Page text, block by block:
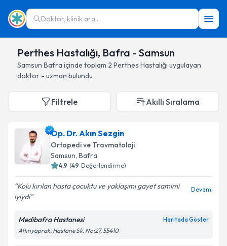
Doktor, klinik ara...
Perthes Hastalığı, Bafra - Samsun
Samsun Bafra içinde toplam 2 Perthes Hastalığı uygulayan
doktor - uzman bulundu
Filtrele Akıllı Sıralama
Op. Dr. Akın Sezgin
Ortopedi ve Travmatoloji
Samsun, Bafra
4.9 (49 Değerlendirme)
Kolu kırılan hasta çocuktu ve yaklaşımı gayet samimi
iyiydi
Devamı
Medibafra Hastanesi Haritada Göster
Altınyaprak, Hastane Sk. No:27, 55410